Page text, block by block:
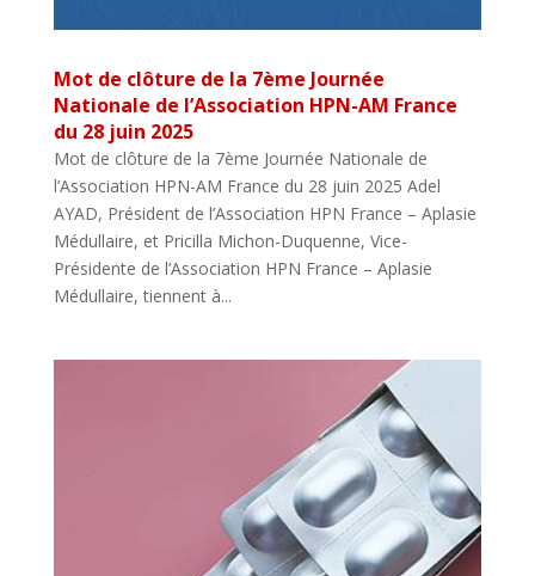
Mot de clôture de la 7ème Journée
Nationale de l’Association HPN-AM France
du 28 juin 2025
Mot de clôture de la 7ème Journée Nationale de
l’Association HPN-AM France du 28 juin 2025 Adel
AYAD, Président de l’Association HPN France – Aplasie
Médullaire, et Pricilla Michon-Duquenne, Vice-
Présidente de l’Association HPN France – Aplasie
Médullaire, tiennent à...